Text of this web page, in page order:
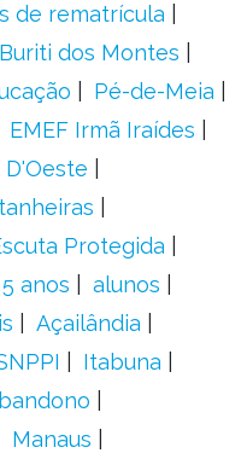
de rematrícula
Buriti dos Montes
Pé-de-Meia
EMEF Irmã Iraídes
D'Oeste
Protegida
5 anos
alunos
Açailândia
Itabuna
Manaus